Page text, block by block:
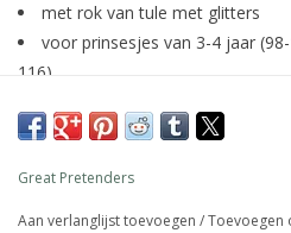
met rok van tule met glitters
voor prinsesjes van 3-4 jaar
116)
Great Pretenders
Aan verlanglijst toevoegen /Toevoegen